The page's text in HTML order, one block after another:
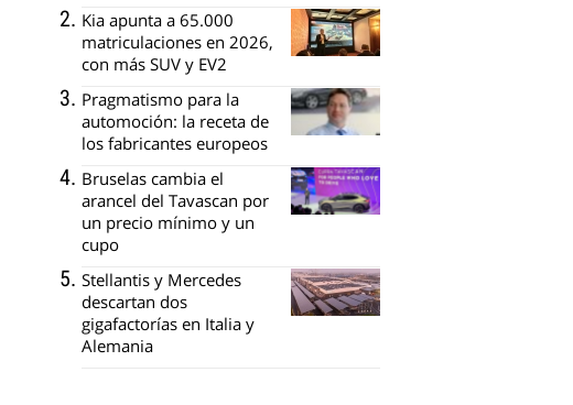
Kia apunta a 65.000
matriculaciones en 2026,
con más SUV y EV2
Pragmatismo para la
automoción: la receta de
los fabricantes europeos
Bruselas cambia el
arancel del Tavascan por
un precio mínimo y un
cupo
Stellantis y Mercedes
descartan dos
gigafactorías en Italia y
Alemania